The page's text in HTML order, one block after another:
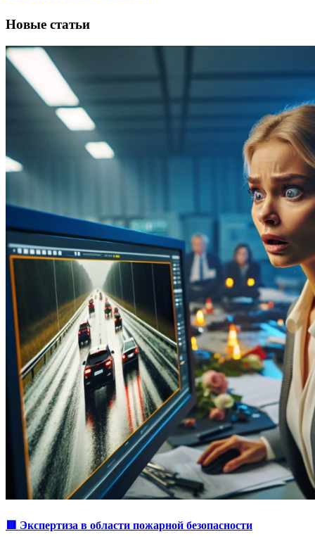
Новые статьи
🟥 Экспертиза в области пожарной безопасности